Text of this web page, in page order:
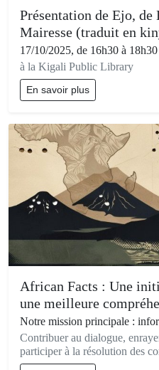
Présentation de Ejo, de
Mairesse (traduit en
17/10/2025, de 16h30 à 18h30
à la Kigali Public Library
En savoir plus
African Facts : Une
une meilleure
Notre mission principale :
Contribuer au dialogue,
participer à la résolution des